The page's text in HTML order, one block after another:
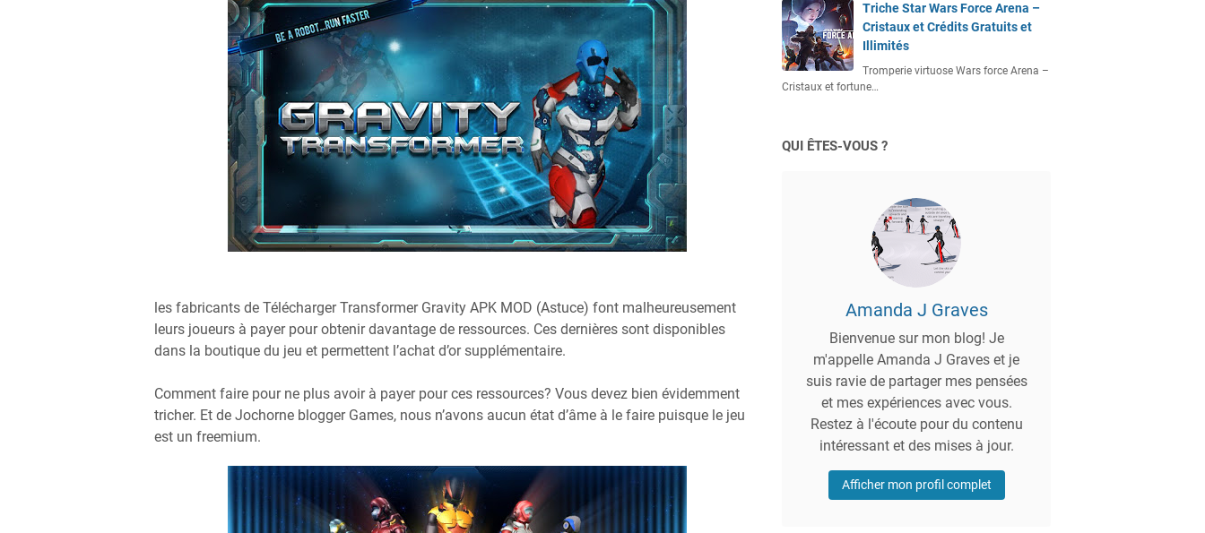
les fabricants de Télécharger Transformer Gravity APK MOD (Astuce) font malheureusement
leurs joueurs à payer pour obtenir davantage de ressources. Ces dernières sont disponibles
dans la boutique du jeu et permettent l’achat d’or supplémentaire.
Comment faire pour ne plus avoir à payer pour ces ressources? Vous devez bien évidemment
tricher. Et de Jochorne blogger Games, nous n’avons aucun état d’âme à le faire puisque le jeu
est un freemium.
Triche Star Wars Force Arena –
Cristaux et Crédits Gratuits et
Illimités
Tromperie virtuose Wars force Arena –
Cristaux et fortune…
QUI ÊTES-VOUS ?
Amanda J Graves
Bienvenue sur mon blog! Je
m'appelle Amanda J Graves et je
suis ravie de partager mes pensées
et mes expériences avec vous.
Restez à l'écoute pour du contenu
intéressant et des mises à jour.
Afficher mon profil complet